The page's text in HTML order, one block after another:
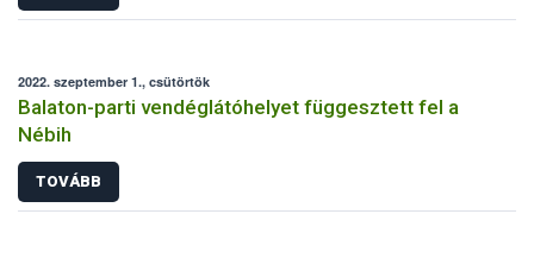
2022. szeptember 1., csütörtök
Balaton-parti vendéglátóhelyet függesztett fel a
Nébih
TOVÁBB